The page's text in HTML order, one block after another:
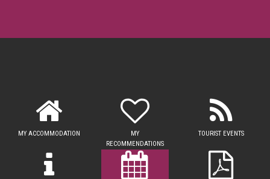
MY ACCOMMODATION
MY
RECOMMENDATIONS
TOURIST EVENTS